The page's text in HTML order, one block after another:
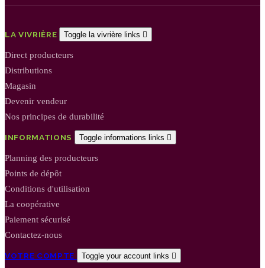
LA VIVRIÈRE Toggle la vivrière links 
Direct producteurs
Distributions
Magasin
Devenir vendeur
Nos principes de durabilité
INFORMATIONS Toggle informations links 
Planning des producteurs
Points de dépôt
Conditions d'utilisation
La coopérative
Paiement sécurisé
Contactez-nous
VOTRE COMPTE Toggle your account links 